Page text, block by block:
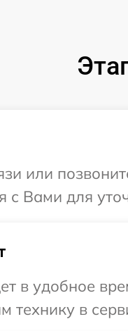
или
с Вами для
в удобное
технику в